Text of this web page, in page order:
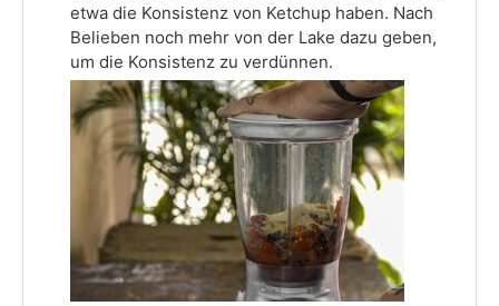
etwa die Konsistenz von Ketchup haben. Nach
Belieben noch mehr von der Lake dazu geben,
um die Konsistenz zu verdünnen.